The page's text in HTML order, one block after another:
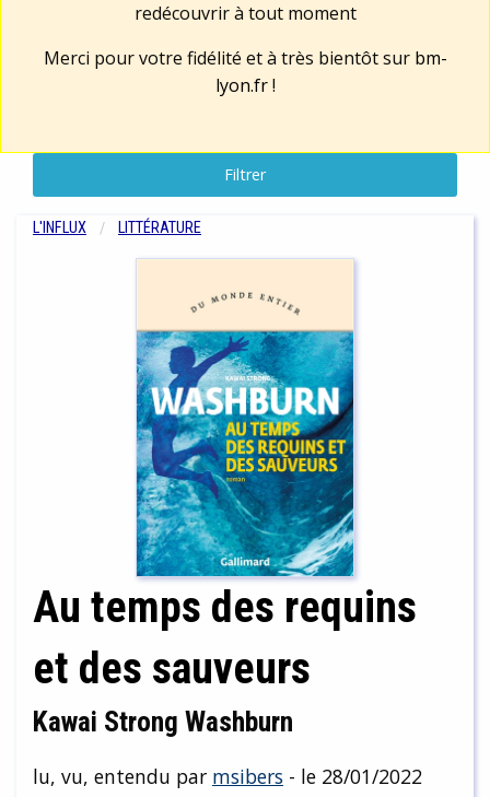
redécouvrir à tout moment
Merci pour votre fidélité et à très bientôt sur bm-
lyon.fr!
Filtrer
L'INFLUX LITTÉRATURE
Au temps des requins
et des sauveurs
Kawai Strong Washburn
lu, vu, entendu par msibers - le 28/01/2022